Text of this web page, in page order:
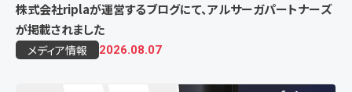
株式会社riplaが運営するブログにて、アルサーガパートナーズ
が掲載されました
メディア情報 2026.08.07